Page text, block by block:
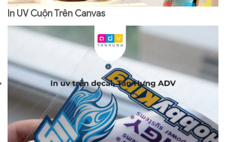
In UV Cuộn Trên Canvas